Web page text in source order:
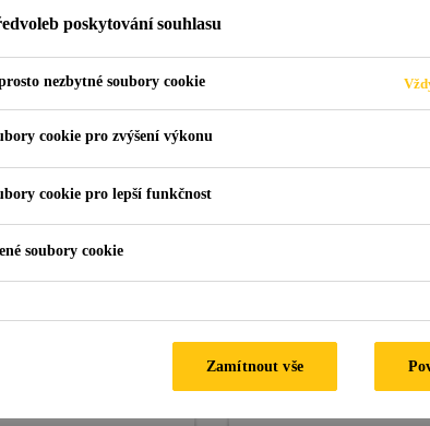
Uhlíkové lamely a tkaniny
M
z tažených
Sika® Colma
Čisticí prostředek na
poskytování souhlasu
nezbytné soubory cookie
cookie pro zvýšení výkonu
cookie pro lepší funkčnost
soubory cookie
Zamítnout vše